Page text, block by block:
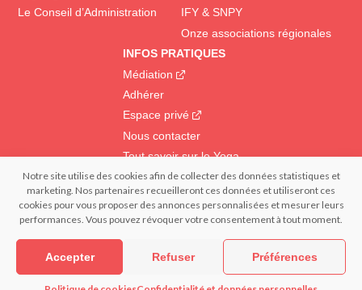
Notre site utilise des cookies afin de collecter des données statistiques et
marketing. Nos partenaires recueilleront ces données et utiliseront ces
cookies pour vous proposer des annonces personnalisées et mesurer leurs
performances. Vous pouvez révoquer votre consentement à tout moment.
Accepter Refuser Préférences
Le Conseil d’Administration
IFY & SNPY
Onze associations régionales
INFOS PRATIQUES
Médiation
Adhérer
Espace privé
Nous contacter
Tout savoir sur le Yoga
© 2022 IFY Institut Français du Yoga | Tous droits réservés – Reproduction
interdite | Réalisation : – FRANCECOM, Agence digitale
Confidentialité et données personnelles Mentions légales
Politique de cookies (EU)